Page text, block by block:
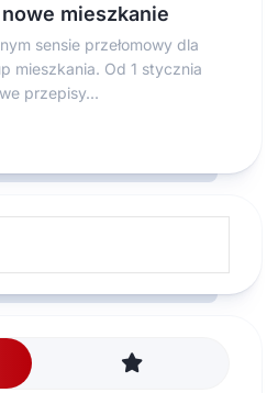
nowe mieszkanie
sensie przełomowy dla
mieszkania. Od 1 stycznia
przepisy...